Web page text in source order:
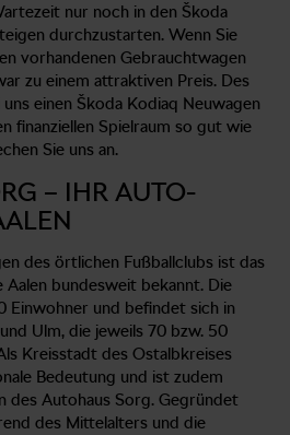
nur noch in den Škoda
durchzustarten. Wenn Sie
vorhandenen Gebrauchtwagen
zu einem attraktiven Preis. Des
einen Škoda Kodiaq Neuwagen
finanziellen Spielraum so gut wie
Sie uns an.
– IHR AUTO-
des örtlichen Fußballclubs ist das
bundesweit bekannt. Die
Einwohner und befindet sich in
Ulm, die jeweils 70 bzw. 50
Kreisstadt des Ostalbkreises
Bedeutung und ist zudem
des Autohaus Sorg. Gegründet
des Mittelalters und die